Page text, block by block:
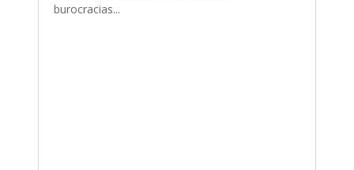
burocracias...